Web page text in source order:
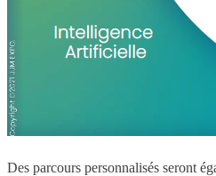
Des parcours personnalisés seront